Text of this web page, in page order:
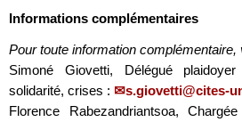
Informations complémentaires
Pour toute information
Simoné Giovetti, Délégué
solidarité, crises :
s.giovetti@cites-
Florence Rabezandriantsoa,